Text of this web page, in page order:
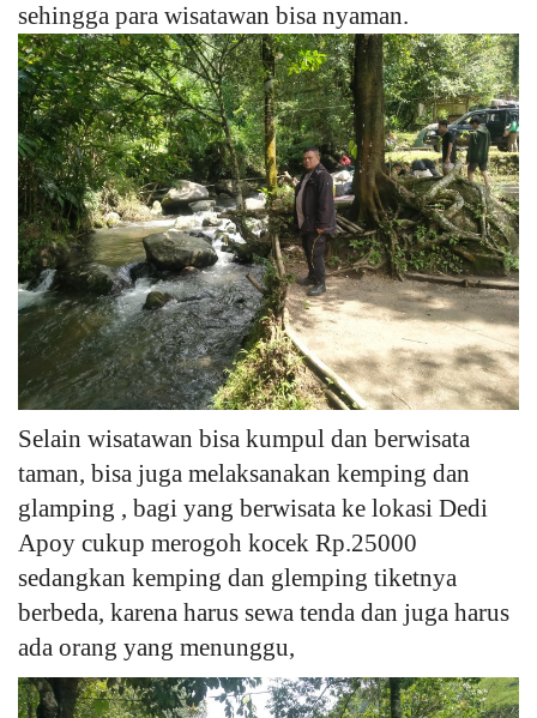
sehingga para wisatawan bisa nyaman.
Selain wisatawan bisa kumpul dan berwisata
taman, bisa juga melaksanakan kemping dan
glamping , bagi yang berwisata ke lokasi Dedi
Apoy cukup merogoh kocek Rp.25000
sedangkan kemping dan glemping tiketnya
berbeda, karena harus sewa tenda dan juga harus
ada orang yang menunggu,